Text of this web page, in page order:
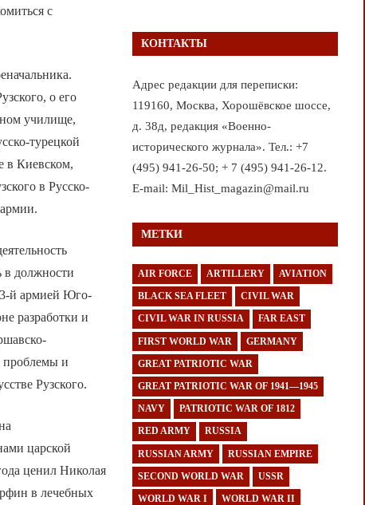
с
о его
училище,
турецкой
в Киевском,
в Русско-
в должности
й армией Юго-
разработки и
проблемы и
Рузского.
царской
ценил Николая
в лечебных
КОНТАКТЫ
Адрес редакции для переписки:
119160, Москва, Хорошёвское шоссе,
д. 38д, редакция «Военно-
исторического журнала». Тел.: +7
(495) 941-26-50; + 7 (495) 941-26-12.
E-mail: Mil_Hist_magazin@mail.ru
МЕТКИ
AIR FORCE ARTILLERY AVIATION
BLACK SEA FLEET CIVIL WAR
CIVIL WAR IN RUSSIA FAR EAST
FIRST WORLD WAR GERMANY
GREAT PATRIOTIC WAR
GREAT PATRIOTIC WAR OF 1941—1945
NAVY PATRIOTIC WAR OF 1812
RED ARMY RUSSIA
RUSSIAN ARMY RUSSIAN EMPIRE
SECOND WORLD WAR USSR
WORLD WAR I WORLD WAR II